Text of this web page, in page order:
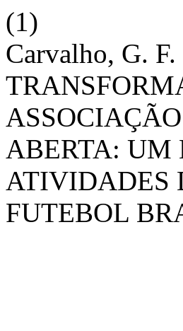
(1)
Carvalho, G.
ABERTA: UM
ATIVIDADES
FUTEBOL